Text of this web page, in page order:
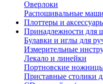
Оверлоки
Распошивальные
Плоттеры и
Принадлежности для
Булавки и иглы для
Измерительные
Лекало и линейки
Портновские
Приставные столики